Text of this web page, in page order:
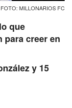
FOTO: MILLONARIOS FC
que
para creer en
y 15